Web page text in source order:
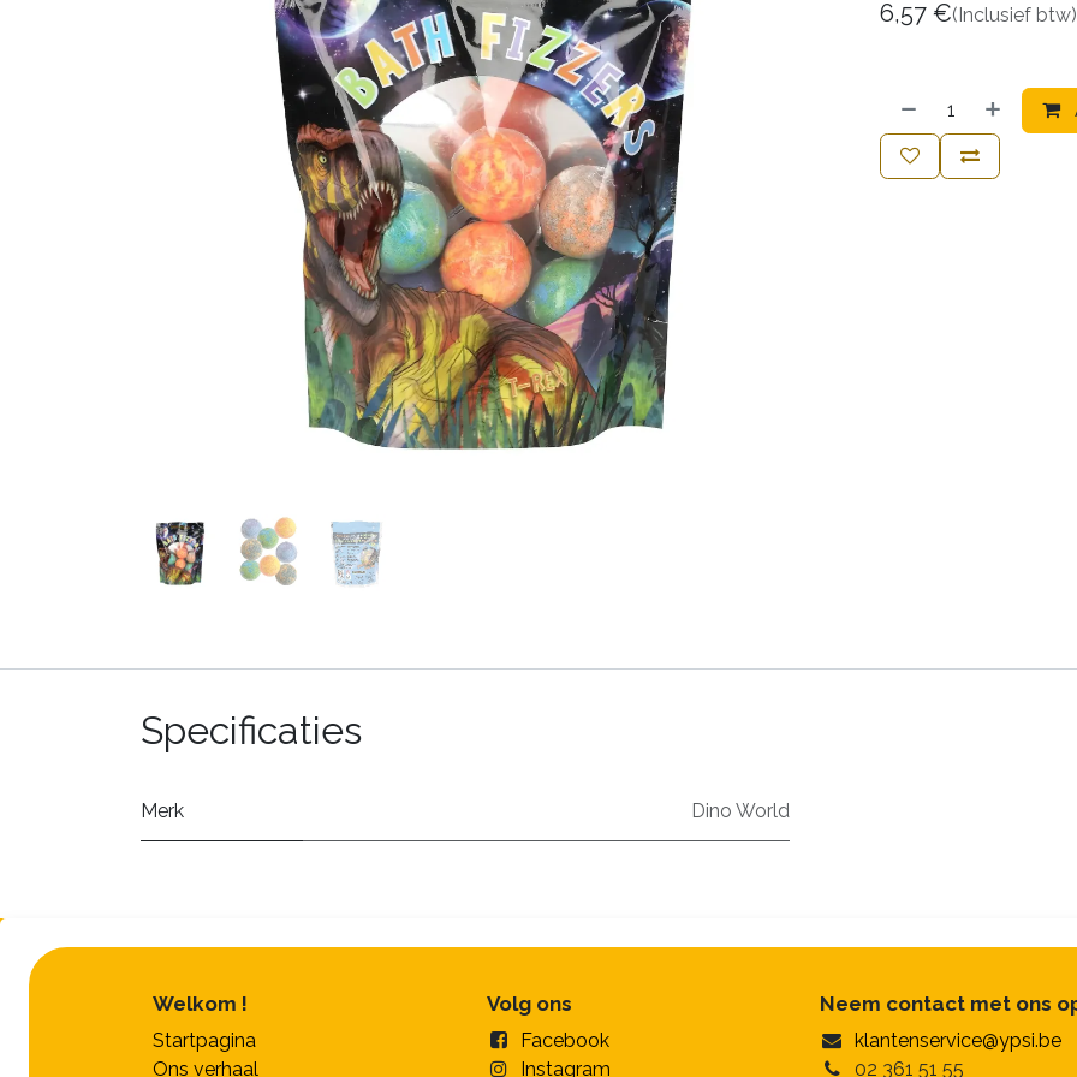
6,57 €(Inclusief btw)
Specificaties
Merk Dino World
Welkom !
Startpagina
Ons verhaal
Neem contact met ons
klantenservice@ypsi.be
02 361 51 55
Volg ons
Facebook
Instagram